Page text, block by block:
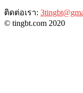
ติดต่อเรา:
© tingbt.com 2020